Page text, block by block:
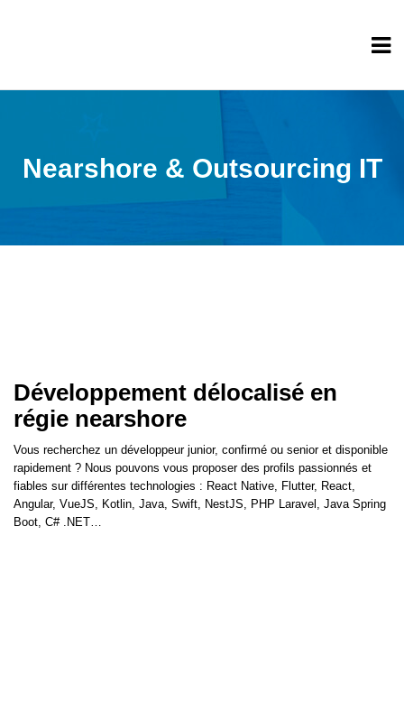
Nearshore & Outsourcing IT
Développement délocalisé en
régie nearshore
Vous recherchez un développeur junior, confirmé ou senior et disponible
rapidement ? Nous pouvons vous proposer des profils passionnés et
fiables sur différentes technologies : React Native, Flutter, React,
Angular, VueJS, Kotlin, Java, Swift, NestJS, PHP Laravel, Java Spring
Boot, C# .NET…